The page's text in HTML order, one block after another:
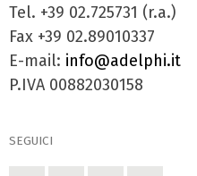
Tel. +39 02.725731 (r.a.)
Fax +39 02.89010337
E-mail: info@adelphi.it
P.IVA 00882030158
SEGUICI